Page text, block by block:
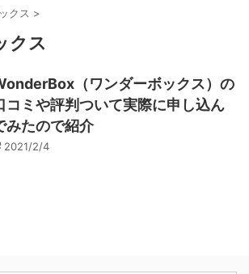
クス >
クス
（ワンダーボックス）の
コミや評判ついて実際に申し込ん
みたので紹介
2021/2/4